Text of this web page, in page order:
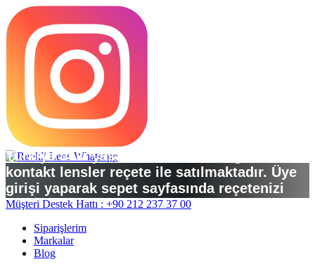
Türkiye’deki yasal düzenlemelere göre
kontakt lensler reçete ile satılmaktadır. Üye
girişi yaparak sepet sayfasında reçetenizi
yükleyebilirsiniz.
Müşteri Destek Hattı : +90 212 237 37 00
Siparişlerim
Markalar
Blog